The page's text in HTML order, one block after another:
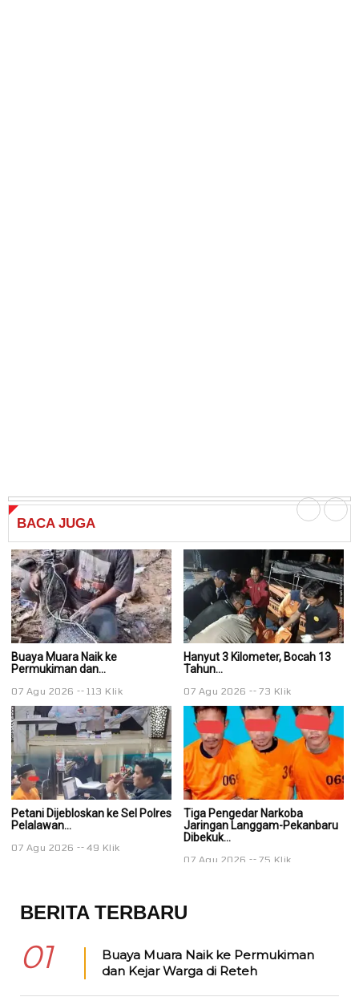
BACA JUGA
Buaya Muara Naik ke
Permukiman dan...
07 Agu 2026 113 Klik
Hanyut 3 Kilometer, Bocah 13
Tahun...
07 Agu 2026 73 Klik
Petani Dijebloskan ke Sel Polres
Pelalawan...
07 Agu 2026 49 Klik
Tiga Pengedar Narkoba
Jaringan Langgam-Pekanbaru
Dibekuk...
07 Agu 2026 75 Klik
BERITA TERBARU
01
Buaya Muara Naik ke Permukiman
dan Kejar Warga di Reteh